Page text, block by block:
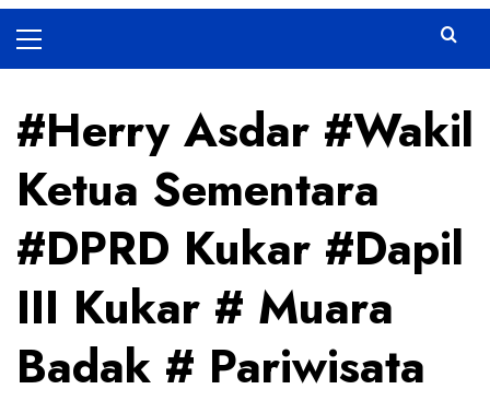
Menu
#Herry Asdar #Wakil
Ketua Sementara
#DPRD Kukar #Dapil
III Kukar # Muara
Badak # Pariwisata